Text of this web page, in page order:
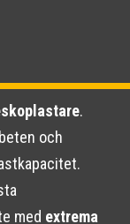
.
och
med extrema